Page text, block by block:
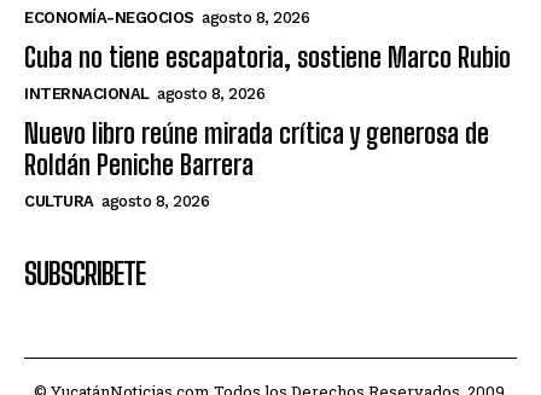
ECONOMÍA-NEGOCIOS agosto 8, 2026
Cuba no tiene escapatoria, sostiene Marco Rubio
INTERNACIONAL agosto 8, 2026
Nuevo libro reúne mirada crítica y generosa de
Roldán Peniche Barrera
CULTURA agosto 8, 2026
SUBSCRIBETE